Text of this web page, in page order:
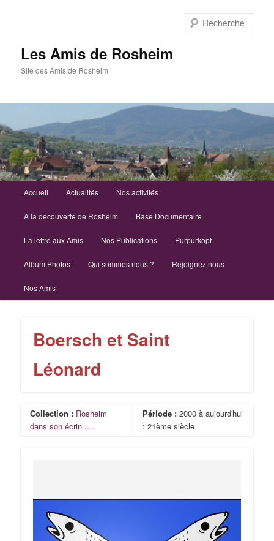
Les Amis de Rosheim
Site des Amis de Rosheim
Accueil Actualités Nos activités
A la découverte de Rosheim Base Documentaire
La lettre aux Amis Nos Publications Purpurkopf
Album Photos Qui sommes nous ? Rejoignez nous
Nos Amis
Boersch et Saint
Léonard
Collection : Rosheim
dans son écrin .…
Période :2000 à aujourd'hui
: 21ème siècle